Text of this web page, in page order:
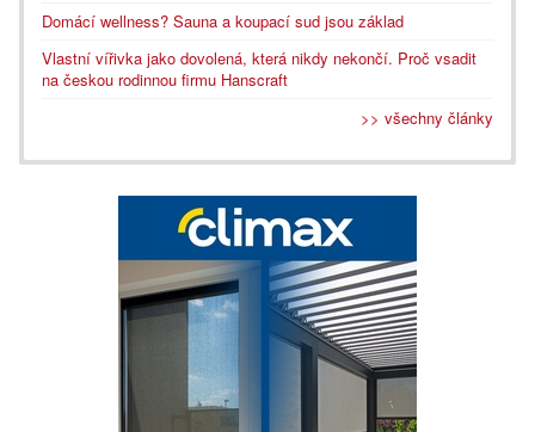
Domácí wellness? Sauna a koupací sud jsou základ
Vlastní vířivka jako dovolená, která nikdy nekončí. Proč vsadit
na českou rodinnou firmu Hanscraft
>> všechny články